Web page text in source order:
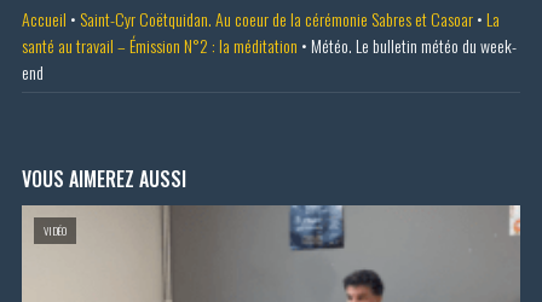
Accueil • Saint-Cyr Coëtquidan. Au coeur de la cérémonie Sabres et Casoar• La
santé au travail – Émission N°2 : la méditation • Météo. Le bulletin météo du week-
end
VOUS AIMEREZ AUSSI
VIDÉO